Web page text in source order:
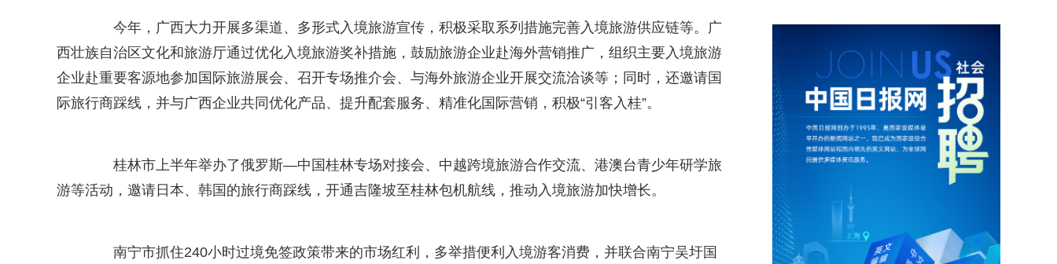
今年，广西大力开展多渠道、多形式入境旅游宣传，积极采取系列措施完善入境旅游供应链等。广
西壮族自治区文化和旅游厅通过优化入境旅游奖补措施，鼓励旅游企业赴海外营销推广，组织主要入境旅游
企业赴重要客源地参加国际旅游展会、召开专场推介会、与海外旅游企业开展交流洽谈等；同时，还邀请国
际旅行商踩线，并与广西企业共同优化产品、提升配套服务、精准化国际营销，积极“引客入桂”。
桂林市上半年举办了俄罗斯—中国桂林专场对接会、中越跨境旅游合作交流、港澳台青少年研学旅
游等活动，邀请日本、韩国的旅行商踩线，开通吉隆坡至桂林包机航线，推动入境旅游加快增长。
南宁市抓住240小时过境免签政策带来的市场红利，多举措便利入境游客消费，并联合南宁吴圩国